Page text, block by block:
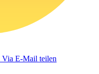
Via E-Mail teilen